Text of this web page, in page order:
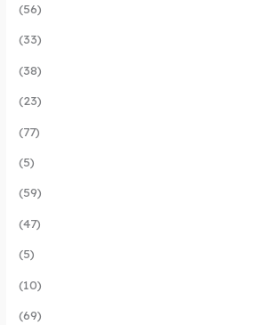
(56)
(33)
(38)
(23)
(77)
(5)
(59)
(47)
(5)
(10)
(69)